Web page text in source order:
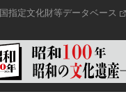
国指定文化財等データベース